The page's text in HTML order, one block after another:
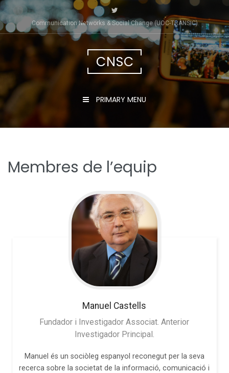
Skip
to
content
Communication Networks & Social Change (UOC-TRÀNSIC)
CNSC
PRIMARY MENU
Membres de l’equip
Manuel Castells
Fundador i Investigador Associat. Anterior
Investigador Principal.
Manuel és un sociòleg espanyol reconegut per la seva
recerca sobre la societat de la informació, comunicació i